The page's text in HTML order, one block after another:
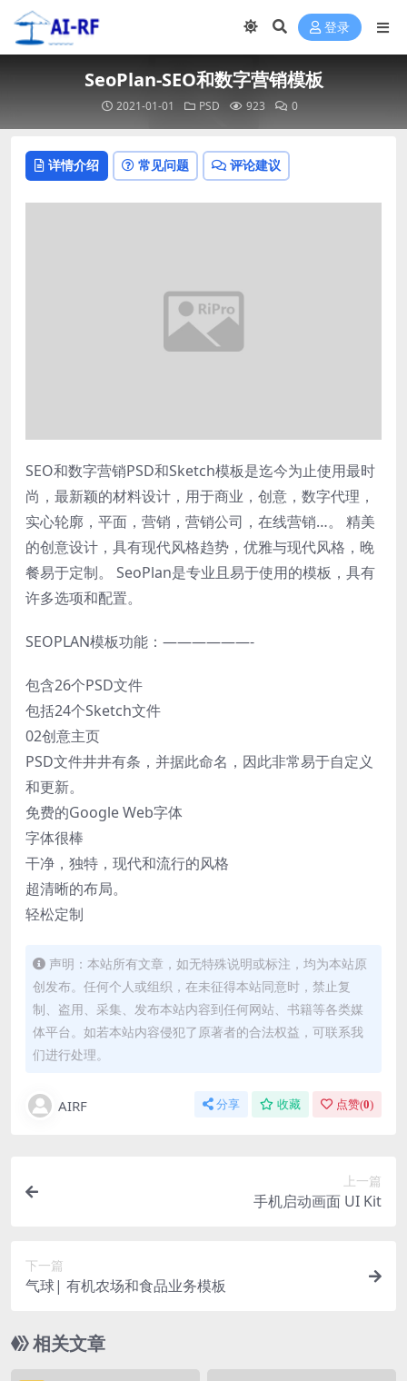
登录
SeoPlan-SEO和数字营销模板
2021-01-01 PSD 923 0
详情介绍 常见问题 评论建议
SEO和数字营销PSD和Sketch模板是迄今为止使用最时
尚，最新颖的材料设计，用于商业，创意，数字代理，
实心轮廓，平面，营销，营销公司，在线营销…。 精美
的创意设计，具有现代风格趋势，优雅与现代风格，晚
餐易于定制。 SeoPlan是专业且易于使用的模板，具有
许多选项和配置。
SEOPLAN模板功能：——————-
包含26个PSD文件
包括24个Sketch文件
02创意主页
PSD文件井井有条，并据此命名，因此非常易于自定义
和更新。
免费的Google Web字体
字体很棒
干净，独特，现代和流行的风格
超清晰的布局。
轻松定制
声明：本站所有文章，如无特殊说明或标注，均为本站原
创发布。任何个人或组织，在未征得本站同意时，禁止复
制、盗用、采集、发布本站内容到任何网站、书籍等各类媒
体平台。如若本站内容侵犯了原著者的合法权益，可联系我
们进行处理。
AIRF 分享 收藏 点赞(0)
上一篇
手机启动画面 UI Kit
下一篇
气球| 有机农场和食品业务模板
相关文章